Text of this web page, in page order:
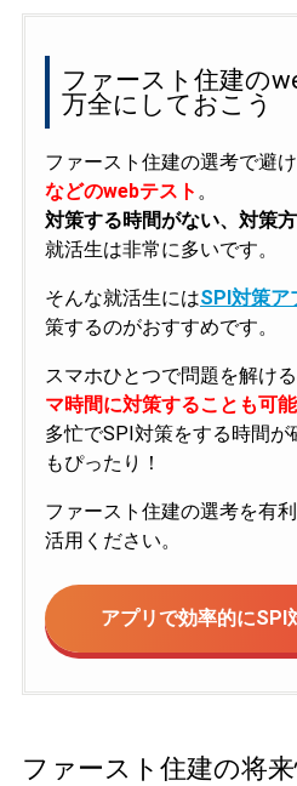
ファースト住建の
万全にしておこう
ファースト住建の選考で避
などのwebテスト 。
対策する時間がない、対策
就活生は非常に多いです。
そんな就活生にはSPI対策ア
策するのがおすすめです。
スマホひとつで問題を解け
マ時間に対策することも可能
多忙でSPI対策をする時間
もぴったり！
ファースト住建の選考を有
活用ください。
アプリで効率的にSPI
ファースト住建の将来